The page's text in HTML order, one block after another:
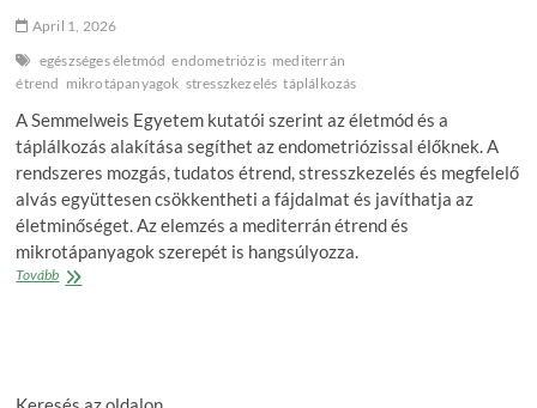
April 1, 2026
egészséges életmód endometriózis mediterrán
étrend mikrotápanyagok stresszkezelés táplálkozás
A Semmelweis Egyetem kutatói szerint az életmód és a
táplálkozás alakítása segíthet az endometriózissal élőknek. A
rendszeres mozgás, tudatos étrend, stresszkezelés és megfelelő
alvás együttesen csökkentheti a fájdalmat és javíthatja az
életminőséget. Az elemzés a mediterrán étrend és
mikrotápanyagok szerepét is hangsúlyozza.
TovábbAz
tüneteinek